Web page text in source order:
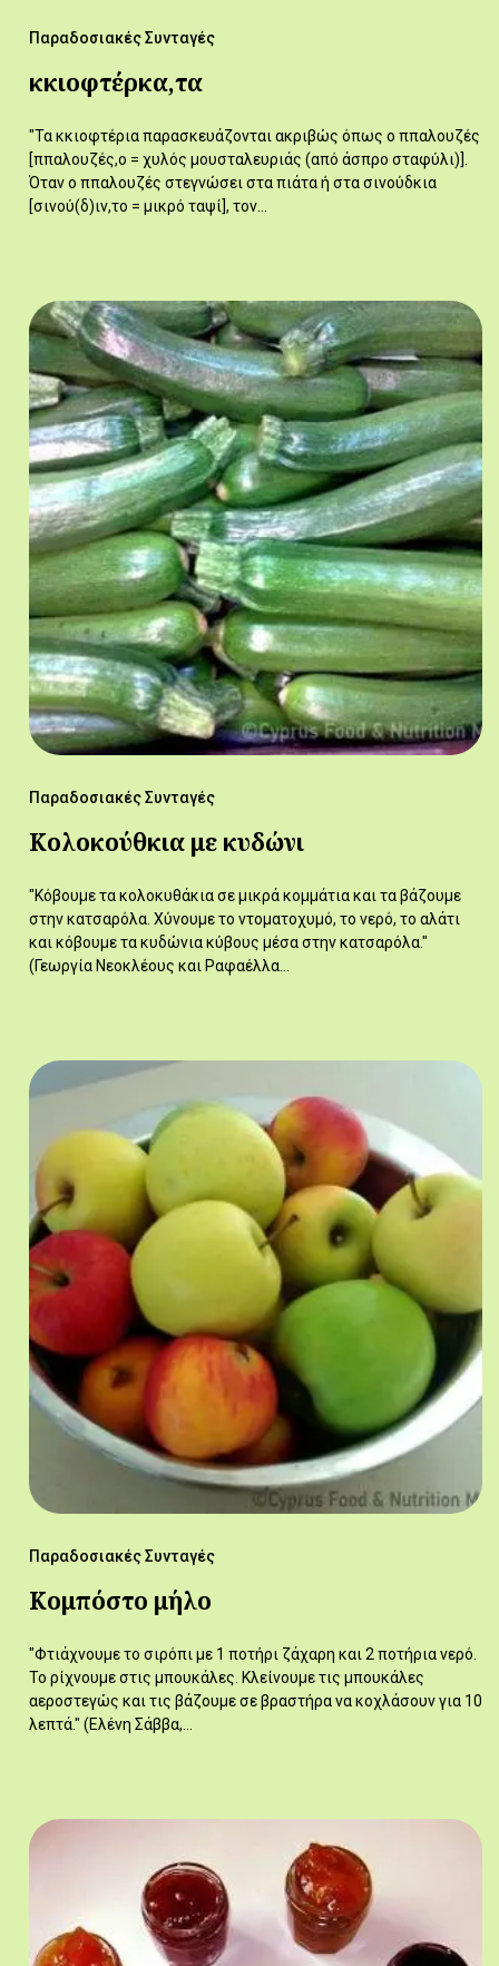
Παραδοσιακές Συνταγές
κκιοφτέρκα,τα
"Τα κκιοφτέρια παρασκευάζονται ακριβώς όπως ο ππαλουζές
[ππαλουζές,ο = χυλός μουσταλευριάς (από άσπρο σταφύλι)].
Όταν ο ππαλουζές στεγνώσει στα πιάτα ή στα σινούδκια
[σινού(δ)ιν,το = μικρό ταψί], τον…
Παραδοσιακές Συνταγές
Κολοκούθκια με κυδώνι
"Κόβουμε τα κολοκυθάκια σε μικρά κομμάτια και τα βάζουμε
στην κατσαρόλα. Χύνουμε το ντοματοχυμό, το νερό, το αλάτι
και κόβουμε τα κυδώνια κύβους μέσα στην κατσαρόλα."
(Γεωργία Νεοκλέους και Ραφαέλλα…
Παραδοσιακές Συνταγές
Κομπόστο μήλο
"Φτιάχνουμε το σιρόπι με 1 ποτήρι ζάχαρη και 2 ποτήρια νερό.
Το ρίχνουμε στις μπουκάλες. Κλείνουμε τις μπουκάλες
αεροστεγώς και τις βάζουμε σε βραστήρα να κοχλάσουν για 10
λεπτά." (Ελένη Σάββα,…